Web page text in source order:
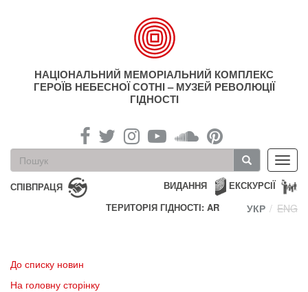
НАЦІОНАЛЬНИЙ МЕМОРІАЛЬНИЙ КОМПЛЕКС
ГЕРОЇВ НЕБЕСНОЇ СОТНІ – МУЗЕЙ РЕВОЛЮЦІЇ
ГІДНОСТІ
Пошукова
форма
Пошук
СПІВПРАЦЯ ЕКСКУРСІЇ
ВИДАННЯ
ТЕРИТОРІЯ ГІДНОСТІ: AR
УКР ENG
До списку новин
На головну сторінку